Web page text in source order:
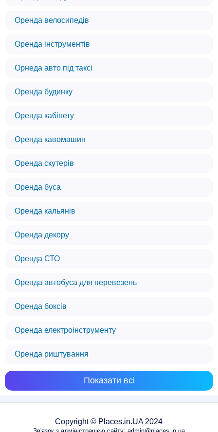
Оренда велосипедів
Оренда інструментів
Орнеда авто під таксі
Оренда будинку
Оренда кабінету
Оренда кавомашин
Оренда скутерів
Оренда буса
Оренда кальянів
Оренда декору
Оренда СТО
Оренда автобуса для перевезень
Оренда боксів
Оренда електроінструменту
Оренда риштування
Показати всі
Copyright © Places.in.UA 2024